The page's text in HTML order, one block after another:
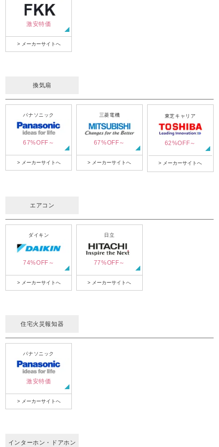
激安特価
> メーカーサイトへ
換気扇
パナソニック
67%OFF～
> メーカーサイトへ
三菱電機
67%OFF～
> メーカーサイトへ
東芝キャリア
62%OFF～
> メーカーサイトへ
エアコン
ダイキン
74%OFF～
> メーカーサイトへ
日立
77%OFF～
> メーカーサイトへ
住宅火災報知器
パナソニック
激安特価
> メーカーサイトへ
インターホン・ドアホン